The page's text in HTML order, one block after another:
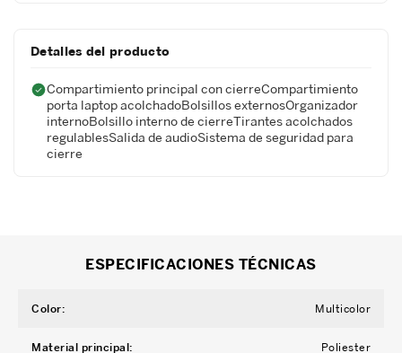
Detalles del producto
Compartimiento principal con cierreCompartimiento
porta laptop acolchadoBolsillos externosOrganizador
internoBolsillo interno de cierreTirantes acolchados
regulablesSalida de audioSistema de seguridad para
cierre
ESPECIFICACIONES TÉCNICAS
Color: Multicolor
Material principal: Poliester